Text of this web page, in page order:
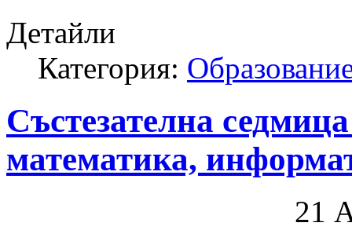
Детайли
Категория:
Състезателна
математика,
21